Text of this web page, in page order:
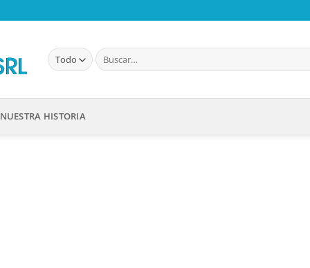
Buscar
por:
NUESTRA HISTORIA